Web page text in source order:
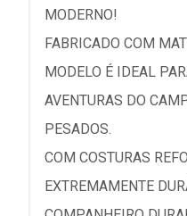
MODERNO!
FABRICADO COM
MODELO É IDEAL
AVENTURAS DO
PESADOS.
COM COSTURAS
EXTREMAMENTE